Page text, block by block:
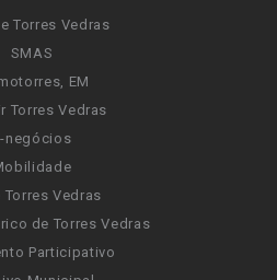
Torres Vedras
SMAS
EM
Torres Vedras
negócios
Torres Vedras
de Torres Vedras
Participativo